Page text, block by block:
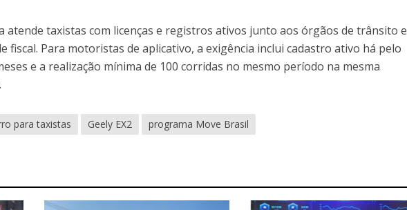
atende taxistas com licenças e registros ativos junto aos órgãos de trânsito e
fiscal. Para motoristas de aplicativo, a exigência inclui cadastro ativo há pelo
e a realização mínima de 100 corridas no mesmo período na mesma
para taxistas Geely EX2 programa Move Brasil